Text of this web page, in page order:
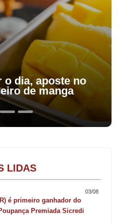
o dia, aposte no
de manga
LIDAS
03/08
é primeiro ganhador do
Premiada Sicredi